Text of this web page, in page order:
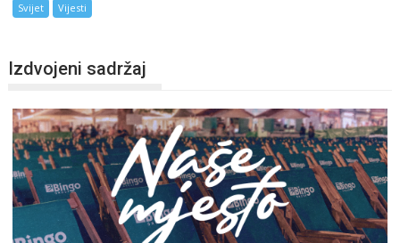
Svijet Vijesti
Izdvojeni sadržaj